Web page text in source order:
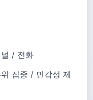
/ 전화
집중 / 민감성 제